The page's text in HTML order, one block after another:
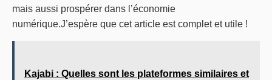
mais aussi prospérer dans l’économie
numérique.J’espère que cet article est complet et utile !
Kajabi : Quelles sont les plateformes similaires et